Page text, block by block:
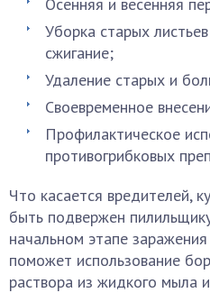
Уборка старых
сжигание;
Удаление старых и
Своевременное
Профилактическое
противогрибковых
Что касается вредителей,
быть подвержен
начальном этапе
поможет использование
раствора из жидкого мыла